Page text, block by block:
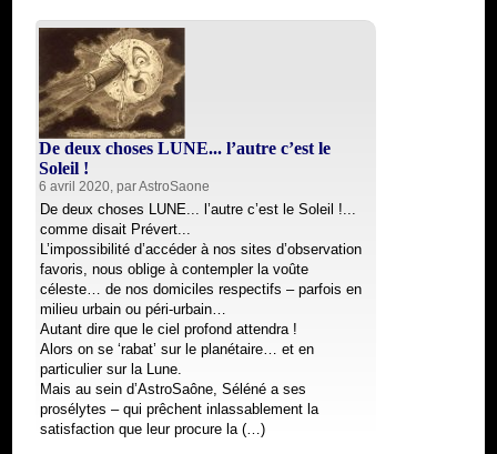
De deux choses LUNE... l’autre c’est le
Soleil !
6 avril 2020, par AstroSaone
De deux choses LUNE... l’autre c’est le Soleil !...
comme disait Prévert...
L’impossibilité d’accéder à nos sites d’observation
favoris, nous oblige à contempler la voûte
céleste… de nos domiciles respectifs – parfois en
milieu urbain ou péri-urbain…
Autant dire que le ciel profond attendra !
Alors on se ‘rabat’ sur le planétaire… et en
particulier sur la Lune.
Mais au sein d’AstroSaône, Séléné a ses
prosélytes – qui prêchent inlassablement la
satisfaction que leur procure la (…)